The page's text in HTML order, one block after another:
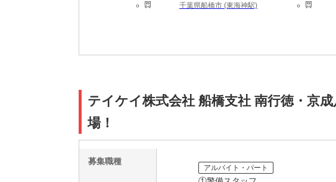
千葉県船橋市 (東海神駅)
テイケイ株式会社 船橋支社 南行徳・京
場！
募集職種
アルバイト・パート